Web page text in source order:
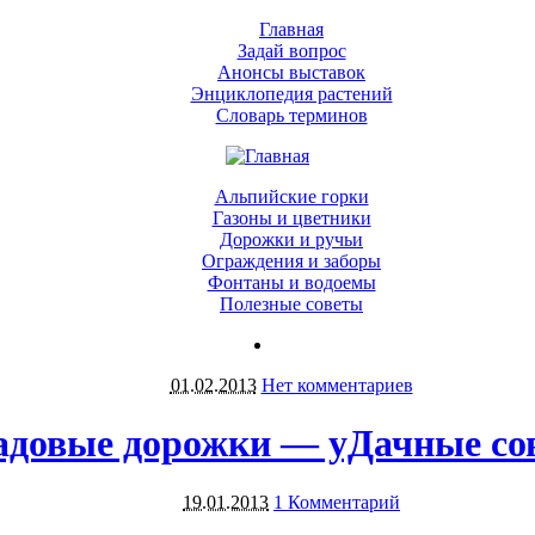
Главная
Задай вопрос
Анонсы выставок
Энциклопедия растений
Словарь терминов
Альпийские горки
Газоны и цветники
Дорожки и ручьи
Ограждения и заборы
Фонтаны и водоемы
Полезные советы
01.02.2013 Нет комментариев
дорожки — уДачные
19.01.2013 1 Комментарий